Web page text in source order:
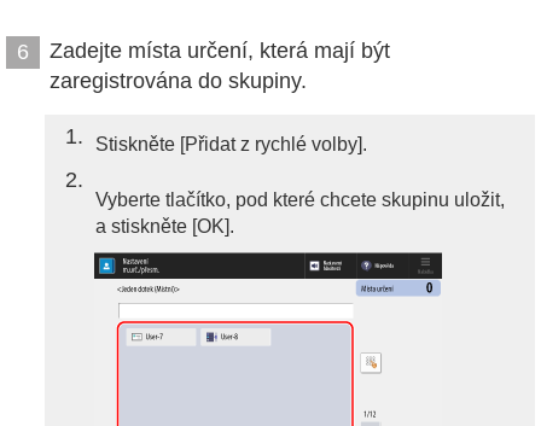
6
Zadejte místa určení, která mají být
zaregistrována do skupiny.
1 Stiskněte [Přidat z rychlé volby].
2
Vyberte tlačítko, pod které chcete skupinu uložit,
a stiskněte [OK].